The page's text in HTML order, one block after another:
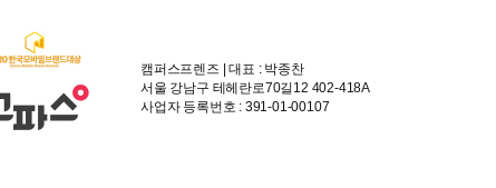
캠퍼스프렌즈 | 대표 : 박종찬
서울 강남구 테헤란로70길12 402-418A
사업자 등록번호 : 391-01-00107